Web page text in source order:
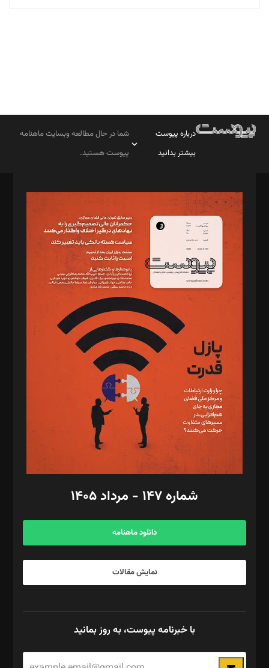
تحریریه
درباره پیوست
بیشتر بدانید
شما در حال مطالعه وبسایت ماهنامه
پیوست هستید.
مدیر مسئول: محمدباقر اثنی‌عشری
سردبیر: مهرک محمودی
دبیر تحریریه: میثم قاسمی
د‌بیر ناداستان: سمانه سمیع
د‌بیر خدمت و تجارت: ابوالفضل رجبی
د‌بیر حقوق فناوری: حسام‌الدین ایپکچی
د‌بیر پیوست جهان: مینا پاکدل
د‌بیر تحریریه آنلاین: بابک نقاش
تحریریه‌: مجتبی محمود‌ی، آرش برهمند، یسنا امان‌پور، سروش کرمیان،
مصطفی مسجدی آرانی، ابوالفضل رجبی، زهرا فکرانه، فائزه فتحی
رستمی،مصطفی باستان
ویرایش: نگار استاد‌‌آقا
طراح یونیفرم: مجید توکلی
فیلمبرداری و عکاسی: امیر شفیعی، مانی لطفی زاده
گرافیک و صفحه‌آرایی: سید‌سبحان‌علی ثابت
مد‌یر توسعه تجاری: کامبیز برید‌
امور مالی: شاپور رهبری، محمد‌ کاظمی‌نیا
آگهی و مشترکین: ۰۹۱۹۹۹۹۰۴۵۴
شماره ۱۴۷ - مرداد ۱۴۰۵
دانلود ماهنامه
نمایش مقالات
با خبرنامه پیوست، به روز بمانید